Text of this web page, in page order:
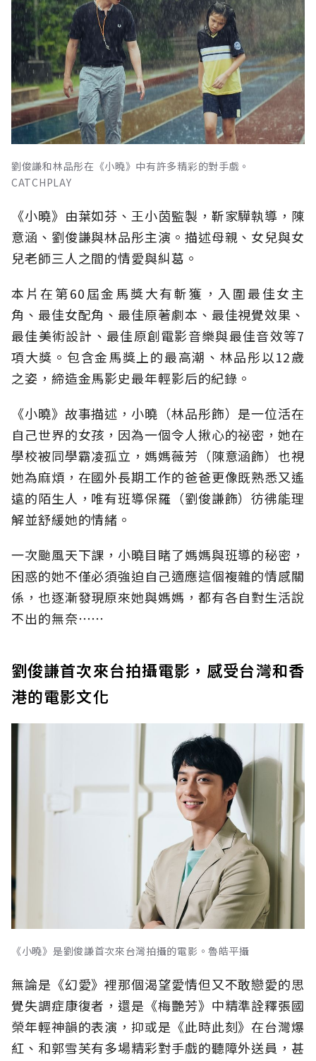
劉俊謙和林品彤在《小曉》中有許多精彩的對手戲。
CATCHPLAY
《小曉》由葉如芬、王小茵監製，靳家驊執導，陳
意涵、劉俊謙與林品彤主演。描述母親、女兒與女
兒老師三人之間的情愛與糾葛。
本片在第60屆金馬獎大有斬獲，入圍最佳女主
角、最佳女配角、最佳原著劇本、最佳視覺效果、
最佳美術設計、最佳原創電影音樂與最佳音效等7
項大獎。包含金馬獎上的最高潮、林品彤以12歲
之姿，締造金馬影史最年輕影后的紀錄。
《小曉》故事描述，小曉（林品彤飾）是一位活在
自己世界的女孩，因為一個令人揪心的祕密，她在
學校被同學霸凌孤立，媽媽薇芳（陳意涵飾）也視
她為麻煩，在國外長期工作的爸爸更像既熟悉又遙
遠的陌生人，唯有班導保羅（劉俊謙飾）彷彿能理
解並舒緩她的情緒。
一次颱風天下課，小曉目睹了媽媽與班導的秘密，
困惑的她不僅必須強迫自己適應這個複雜的情感關
係，也逐漸發現原來她與媽媽，都有各自對生活說
不出的無奈⋯⋯
劉俊謙首次來台拍攝電影，感受台灣和香
港的電影文化
《小曉》是劉俊謙首次來台灣拍攝的電影。魯皓平攝
無論是《幻愛》裡那個渴望愛情但又不敢戀愛的思
覺失調症康復者，還是《梅艷芳》中精準詮釋張國
榮年輕神韻的表演，抑或是《此時此刻》在台灣爆
紅、和郭雪芙有多場精彩對手戲的聽障外送員，甚